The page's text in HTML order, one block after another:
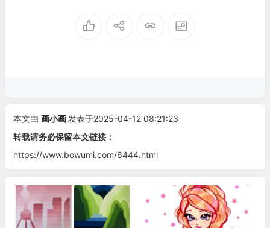
本文由 画小画 发表于2025-04-12 08:21:23
转载请务必保留本文链接：
https://www.bowumi.com/6444.html